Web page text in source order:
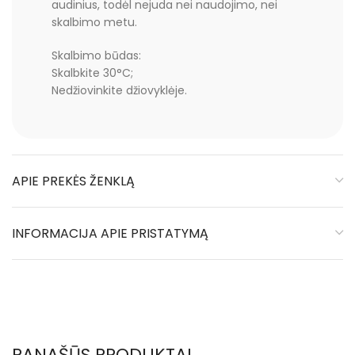
audinius, todėl nejuda nei naudojimo, nei
skalbimo metu.
Skalbimo būdas:
Skalbkite 30°C;
Nedžiovinkite džiovyklėje.
APIE PREKĖS ŽENKLĄ
INFORMACIJA APIE PRISTATYMĄ